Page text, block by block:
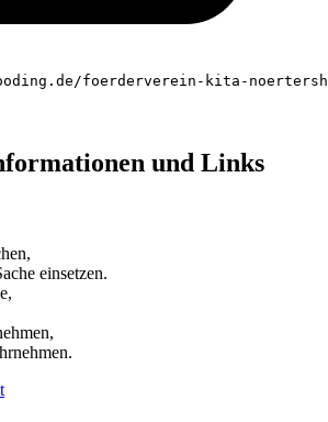
foerderverein-kita-
und Links
,
einsetzen.
,
,